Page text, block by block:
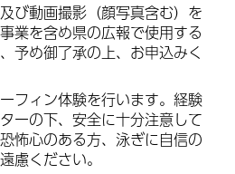
び動画撮影（顔写真含む）を
業を含め県の広報で使用する
予め御了承の上、お申込みく
フィン体験を行います。経験
ーの下、安全に十分注意して
怖心のある方、泳ぎに自信の
慮ください。